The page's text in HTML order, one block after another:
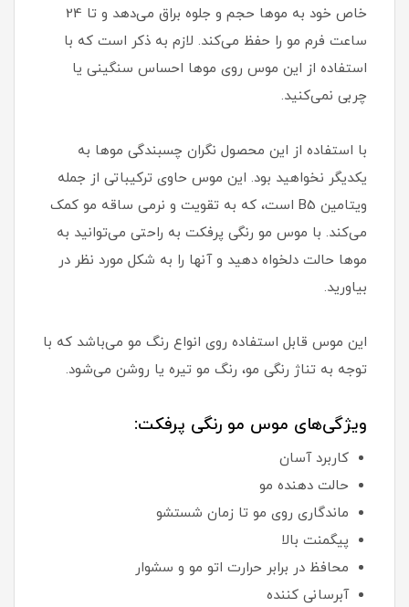
خاص خود به موها حجم و جلوه براق می‌دهد و تا 24
ساعت فرم مو را حفظ می‌کند. لازم به ذکر است که با
استفاده از این موس روی موها احساس سنگینی یا
چربی نمی‌کنید.
با استفاده از این محصول نگران چسبندگی موها به
یکدیگر نخواهید بود. این موس حاوی ترکیباتی از جمله
ویتامین B5 است، که به تقویت و نرمی ساقه مو کمک
می‌کند. با موس مو رنگی پرفکت به راحتی می‌توانید به
موها حالت دلخواه دهید و آنها را به شکل مورد نظر در
بیاورید.
این موس قابل استفاده روی انواع رنگ مو می‌باشد که با
توجه به تناژ رنگی مو، رنگ مو تیره یا روشن می‌شود.
ویژگی‌های موس مو رنگی پرفکت:
کاربرد آسان
حالت دهنده مو
ماندگاری روی مو تا زمان شستشو
پیگمنت بالا
محافظ در برابر حرارت اتو مو و سشوار
آبرسانی کننده